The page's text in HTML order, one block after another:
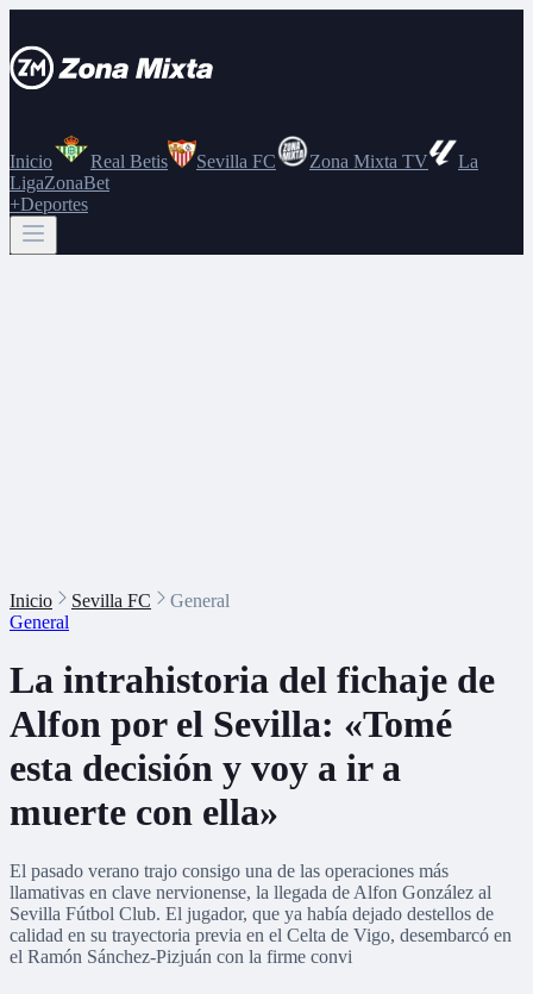
Inicio Real Betis Sevilla FC Zona Mixta TV
La
LigaZonaBet
+Deportes
Inicio Sevilla FC
General
General
La intrahistoria del fichaje de
Alfon por el Sevilla: «Tomé
esta decisión y voy a ir a
muerte con ella»
El pasado verano trajo consigo una de las operaciones más
llamativas en clave nervionense, la llegada de Alfon González al
Sevilla Fútbol Club. El jugador, que ya había dejado destellos de
calidad en su trayectoria previa en el Celta de Vigo, desembarcó en
el Ramón Sánchez-Pizjuán con la firme convi